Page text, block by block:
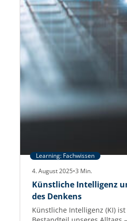
Learning: Fachwissen
4. August 2025•3 Min.
Künstliche Intelligenz
des Denkens
Künstliche Intelligenz (KI)